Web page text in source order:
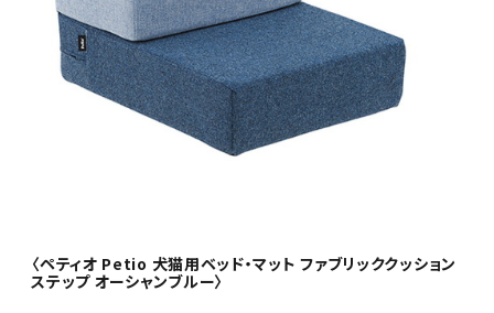
〈ペティオ Petio 犬猫用ベッド・マット ファブリッククッション
ステップ オーシャンブルー〉